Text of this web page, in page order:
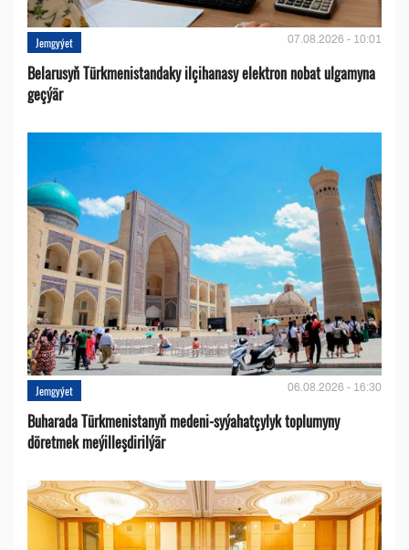
Jemgyýet 07.08.2026 - 10:01
Belarusyň Türkmenistandaky ilçihanasy elektron nobat ulgamyna
geçýär
Jemgyýet 06.08.2026 - 16:30
Buharada Türkmenistanyň medeni-syýahatçylyk toplumyny
döretmek meýilleşdirilýär